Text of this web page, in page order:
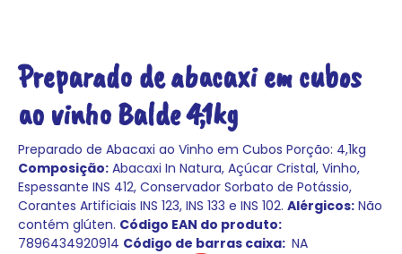
Preparado de abacaxi em cubos
ao vinho Balde 4,1kg
Preparado de Abacaxi ao Vinho em Cubos Porção: 4,1kg
Composição: Abacaxi In Natura, Açúcar Cristal, Vinho,
Espessante INS 412, Conservador Sorbato de Potássio,
Corantes Artificiais INS 123, INS 133 e INS 102. Alérgicos: Não
contém glúten. Código EAN do produto:
7896434920914 Código de barras caixa: NA